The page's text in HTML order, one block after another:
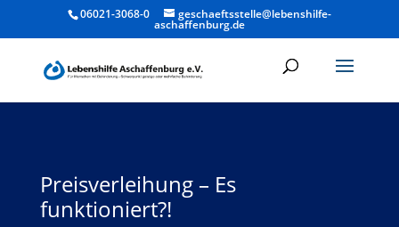
06021-3068-0 geschaeftsstelle@lebenshilfe-
aschaffenburg.de
Preisverleihung – Es
funktioniert?!